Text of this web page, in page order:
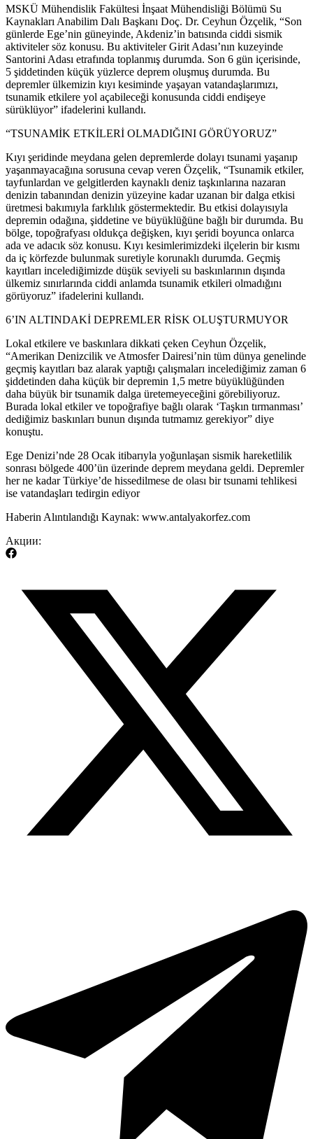
MSKÜ Mühendislik Fakültesi İnşaat Mühendisliği Bölümü Su
Kaynakları Anabilim Dalı Başkanı Doç. Dr. Ceyhun Özçelik, “Son
günlerde Ege’nin güneyinde, Akdeniz’in batısında ciddi sismik
aktiviteler söz konusu. Bu aktiviteler Girit Adası’nın kuzeyinde
Santorini Adası etrafında toplanmış durumda. Son 6 gün içerisinde,
5 şiddetinden küçük yüzlerce deprem oluşmuş durumda. Bu
depremler ülkemizin kıyı kesiminde yaşayan vatandaşlarımızı,
tsunamik etkilere yol açabileceği konusunda ciddi endişeye
sürüklüyor” ifadelerini kullandı.
“TSUNAMİK ETKİLERİ OLMADIĞINI GÖRÜYORUZ”
Kıyı şeridinde meydana gelen depremlerde dolayı tsunami yaşanıp
yaşanmayacağına sorusuna cevap veren Özçelik, “Tsunamik etkiler,
tayfunlardan ve gelgitlerden kaynaklı deniz taşkınlarına nazaran
denizin tabanından denizin yüzeyine kadar uzanan bir dalga etkisi
üretmesi bakımıyla farklılık göstermektedir. Bu etkisi dolayısıyla
depremin odağına, şiddetine ve büyüklüğüne bağlı bir durumda. Bu
bölge, topoğrafyası oldukça değişken, kıyı şeridi boyunca onlarca
ada ve adacık söz konusu. Kıyı kesimlerimizdeki ilçelerin bir kısmı
da iç körfezde bulunmak suretiyle korunaklı durumda. Geçmiş
kayıtları incelediğimizde düşük seviyeli su baskınlarının dışında
ülkemiz sınırlarında ciddi anlamda tsunamik etkileri olmadığını
görüyoruz” ifadelerini kullandı.
6’IN ALTINDAKİ DEPREMLER RİSK OLUŞTURMUYOR
Lokal etkilere ve baskınlara dikkati çeken Ceyhun Özçelik,
“Amerikan Denizcilik ve Atmosfer Dairesi’nin tüm dünya genelinde
geçmiş kayıtları baz alarak yaptığı çalışmaları incelediğimiz zaman 6
şiddetinden daha küçük bir depremin 1,5 metre büyüklüğünden
daha büyük bir tsunamik dalga üretemeyeceğini görebiliyoruz.
Burada lokal etkiler ve topoğrafiye bağlı olarak ‘Taşkın tırmanması’
dediğimiz baskınları bunun dışında tutmamız gerekiyor” diye
konuştu.
​Ege Denizi’nde 28 Ocak itibarıyla yoğunlaşan sismik hareketlilik
sonrası bölgede 400’ün üzerinde deprem meydana geldi. Depremler
her ne kadar Türkiye’de hissedilmese de olası bir tsunami tehlikesi
ise vatandaşları tedirgin ediyor
​Haberin Alıntılandığı Kaynak: www.antalyakorfez.com
Акции: